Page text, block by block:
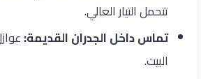
تتحمل التيار العالي.
تماس داخل الجدران القديمة:
البيت.